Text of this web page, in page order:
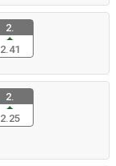
2.
2.41
2.
2.25